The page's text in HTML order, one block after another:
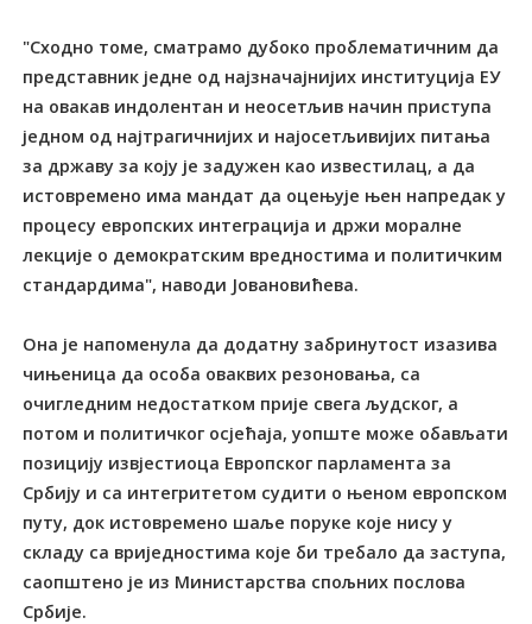
"Сходно томе, сматрамо дубоко проблематичним да
представник једне од најзначајнијих институција ЕУ
на овакав индолентан и неосетљив начин приступа
једном од најтрагичнијих и најосетљивијих питања
за државу за коју је задужен као известилац, а да
истовремено има мандат да оцењује њен напредак у
процесу европских интеграција и држи моралне
лекције о демократским вредностима и политичким
стандардима", наводи Јовановићева.
Она је напоменула да додатну забринутост изазива
чињеница да особа оваквих резоновања, са
очигледним недостатком прије свега људског, а
потом и политичког осјећаја, уопште може обављати
позицију извјестиоца Европског парламента за
Србију и са интегритетом судити о њеном европском
путу, док истовремено шаље поруке које нису у
складу са вриједностима које би требало да заступа,
саопштено је из Министарства спољних послова
Србије.